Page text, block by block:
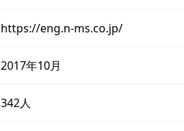
https://eng.n-ms.co.jp/
2017年10月
342人